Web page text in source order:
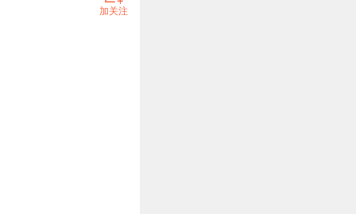
加关注